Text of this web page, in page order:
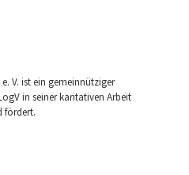
V. ist ein gemein­nüt­zi­ger
in sei­ner kari­ta­ti­ven Arbeit
fördert.